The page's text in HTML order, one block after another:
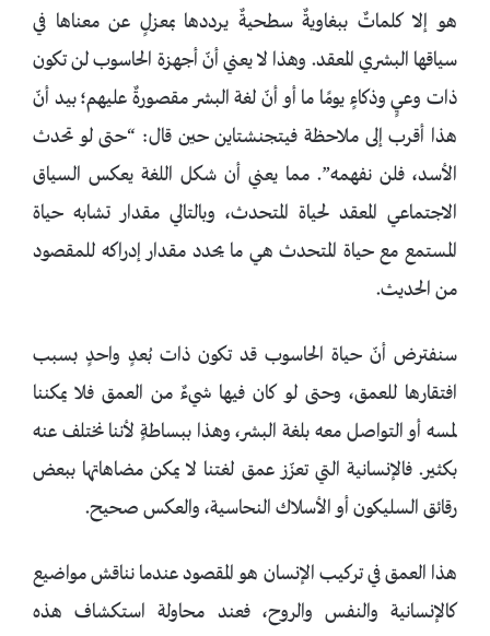
هو إلا كلماتٌ ببغاويةٌ سطحيةٌ يرددها بمعزلٍ عن معناها في
سياقها البشري المعقد. وهذا لا يعني أنّ أجهزة الحاسوب لن تكون
ذات وعيٍ وذكاءٍ يومًا ما أو أنّ لغة البشر مقصورةٌ عليهم؛ بيد أنّ
هذا أقرب إلى ملاحظة فيتجنشتاين حين قال: “حتى لو تحدث
الأسد، فلن نفهمه”. مما يعني أن شكل اللغة يعكس السياق
الاجتماعي المعقد لحياة المتحدث، وبالتالي مقدار تشابه حياة
المستمع مع حياة المتحدث هي ما يحدد مقدار إدراكه للمقصود
من الحديث.
سنفترض أنّ حياة الحاسوب قد تكون ذات بُعدٍ واحدٍ بسبب
افتقارها للعمق، وحتى لو كان فيها شيءٌ من العمق فلا يمكننا
لمسه أو التواصل معه بلغة البشر، وهذا ببساطةٍ لأننا نختلف عنه
بكثير. فالإنسانية التي تعزّز عمق لغتنا لا يمكن مضاهاتها ببعض
رقائق السليكون أو الأسلاك النحاسية، والعكس صحيح.
هذا العمق في تركيب الإنسان هو المقصود عندما نناقش مواضيع
كالإنسانية والنفس والروح، فعند محاولة استكشاف هذه